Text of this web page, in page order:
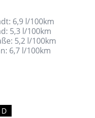
6,9 l/100km
5,3 l/100km
5,2 l/100km
6,7 l/100km
D